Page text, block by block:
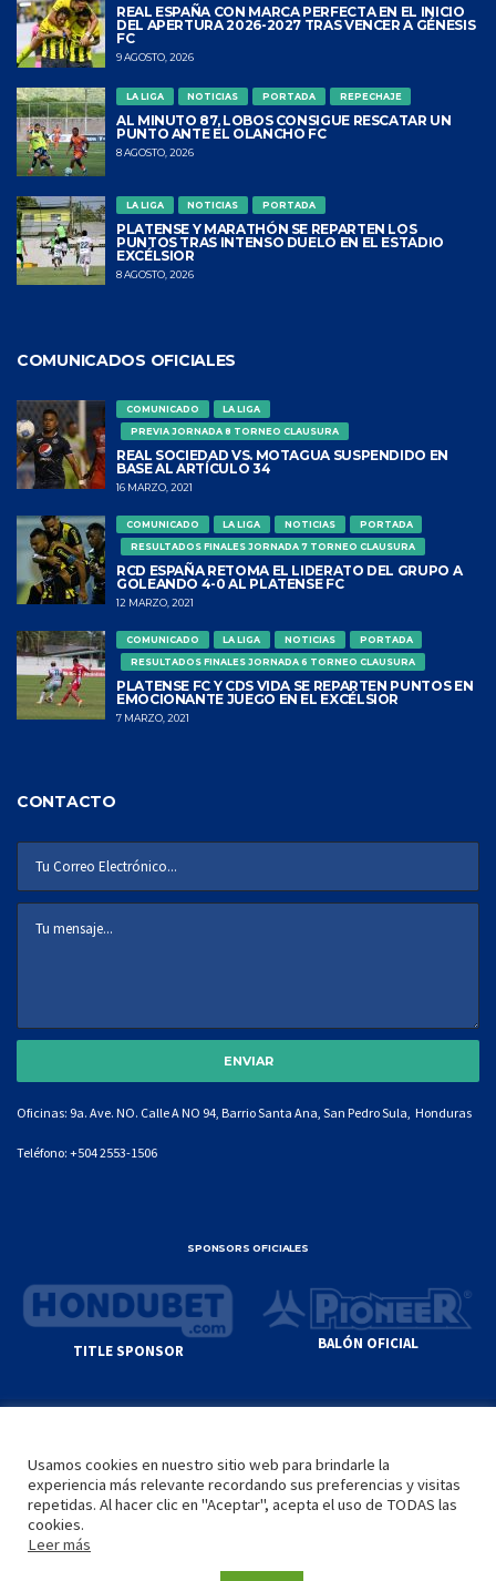
REAL ESPAÑA CON MARCA PERFECTA EN EL INICIO
DEL APERTURA 2026-2027 TRAS VENCER A GÉNESIS
FC
9 AGOSTO, 2026
LA LIGA NOTICIAS PORTADA REPECHAJE
AL MINUTO 87, LOBOS CONSIGUE RESCATAR UN
PUNTO ANTE EL OLANCHO FC
8 AGOSTO, 2026
LA LIGA NOTICIAS PORTADA
PLATENSE Y MARATHÓN SE REPARTEN LOS
PUNTOS TRAS INTENSO DUELO EN EL ESTADIO
EXCÉLSIOR
8 AGOSTO, 2026
COMUNICADOS OFICIALES
COMUNICADO
LA LIGA
PREVIA JORNADA 8 TORNEO CLAUSURA
REAL SOCIEDAD VS. MOTAGUA SUSPENDIDO EN
BASE AL ARTÍCULO 34
16 MARZO, 2021
COMUNICADO LA LIGA NOTICIAS
PORTADA
RESULTADOS FINALES JORNADA 7 TORNEO CLAUSURA
RCD ESPAÑA RETOMA EL LIDERATO DEL GRUPO A
GOLEANDO 4-0 AL PLATENSE FC
12 MARZO, 2021
COMUNICADO LA LIGA NOTICIAS
PORTADA
RESULTADOS FINALES JORNADA 6 TORNEO CLAUSURA
PLATENSE FC Y CDS VIDA SE REPARTEN PUNTOS EN
EMOCIONANTE JUEGO EN EL EXCÉLSIOR
7 MARZO, 2021
CONTACTO
Oficinas: 9a. Ave. NO. Calle A NO 94, Barrio Santa Ana, San Pedro Sula, Honduras
Teléfono: +504 2553-1506
SPONSORS OFICIALES
TITLE SPONSOR BALÓN OFICIAL
YOUTUBE TERMS OF SERVICE
PRIVACY POLICY
POLÍTICA DE PRIVACIDAD
INICIO
Usamos cookies en nuestro sitio web para brindarle la
experiencia más relevante recordando sus preferencias y visitas
repetidas. Al hacer clic en "Aceptar", acepta el uso de TODAS las
cookies.
Leer más